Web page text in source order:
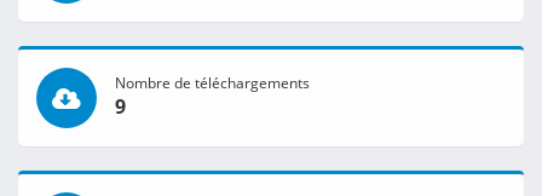
Nombre de téléchargements
9